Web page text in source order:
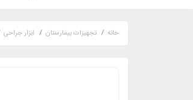
خانه تجهیزات بیمارستان ابزار جراحی